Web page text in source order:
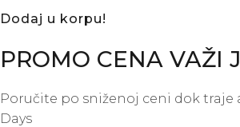
Dodaj u korpu!
PROMO CENA VAŽI
Poručite po sniženoj ceni dok traje
Days